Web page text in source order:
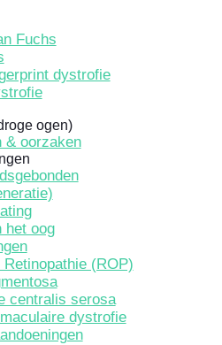
Fuchs
dystrofie
ogen)
& oorzaken
het oog
Retinopathie (ROP)
centralis serosa
dystrofie